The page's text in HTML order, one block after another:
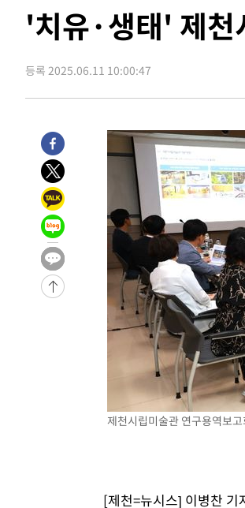
1시간 전 >[속보]코스피, 6200선 약보합
1시간 전 >[속보] 노원서 40.1도 관측…서울,
2시간 전 >[속보]종합특검, '계엄 수용공간 확
2시간 전 >
11시간 압수수색에 성접대 파문까
3시간 전 >
[속보]규제합리화위원회 부위원장
후임
-18926초 전 >
이강인, 폭염 속 AT마드리드
-16065초 전 >
미 사업체 일자리, 7월에 2.3만
하향수정 (2보)
-15513초 전 >
[속보] 미 사업체, 일자리 7월
-11376초 전 >
[속보]이 대통령 "부동산 공급
실천"
-10461초 전 >
이란, "오만과 '중앙 단일 루트'
운드는 임시"
-2029초 전 >
"낮 기온 소폭 하락"…수도권 폭
[속보]이 대통령, '호우피해' 안동
[단독]중수청 지원 검사들, 정원
낮 최고 37도 찜통더위…곳곳 소나기·
SK하이닉스, 용인·청주 팹에 54조
여자배구 이재영·이다영 자매, 아제
외국인 심판 성 접대 7경기 들여다
[속보]원·달러 환율, 7.7원 내린
'치유·생태' 제천
등록 2025.06.11 10:00:47
제천시립미술관 연구용역보
[제천=뉴시스] 이병찬 기